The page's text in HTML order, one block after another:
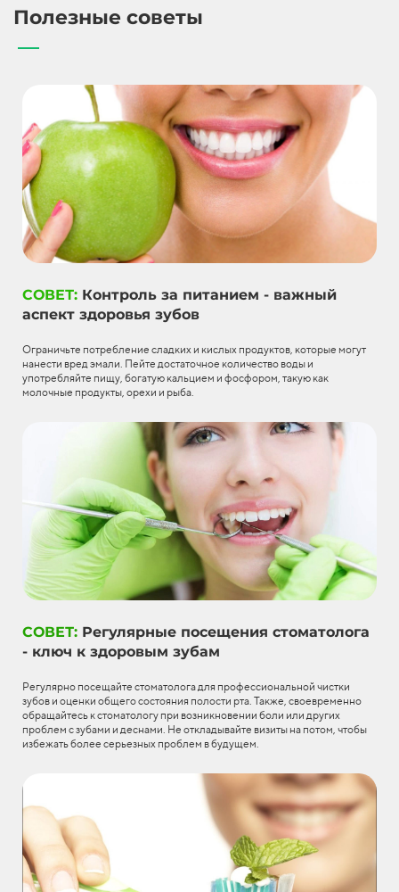
Полезные советы
СОВЕТ: Контроль за питанием - важный
аспект здоровья зубов
Ограничьте потребление сладких и кислых продуктов, которые могут
нанести вред эмали. Пейте достаточное количество воды и
употребляйте пищу, богатую кальцием и фосфором, такую как
молочные продукты, орехи и рыба.
СОВЕТ: Регулярные посещения стоматолога
- ключ к здоровым зубам
Регулярно посещайте стоматолога для профессиональной чистки
зубов и оценки общего состояния полости рта. Также, своевременно
обращайтесь к стоматологу при возникновении боли или других
проблем с зубами и деснами. Не откладывайте визиты на потом, чтобы
избежать более серьезных проблем в будущем.